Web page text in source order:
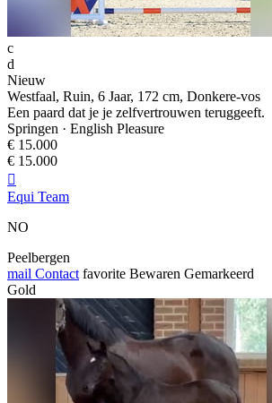
c
d
Nieuw
Westfaal, Ruin, 6 Jaar, 172 cm, Donkere-vos
Een paard dat je je zelfvertrouwen teruggeeft.
Springen · English Pleasure
€ 15.000
€ 15.000

Equi Team
NO
Peelbergen
mail Contact favorite Bewaren Gemarkeerd
Gold